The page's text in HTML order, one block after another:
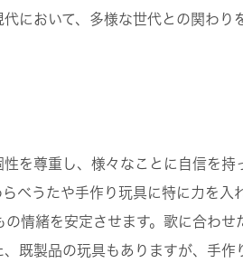
において、多様な世代との関わり
を尊重し、様々なことに自信を持
べうたや手作り玩具に特に力を入
情緒を安定させます。歌に合わせ
既製品の玩具もありますが、手作